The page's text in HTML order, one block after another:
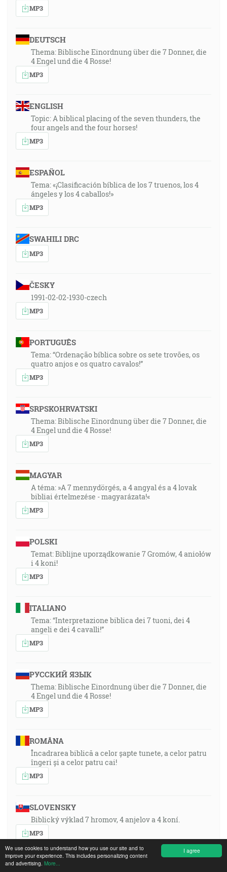
I agree
We use cookies to understand how you use our site and to
improve your experience. This includes personalizing content
and advertising. More...
MP3
DEUTSCH
Thema: Biblische Einordnung über die 7 Donner, die
4 Engel und die 4 Rosse!
MP3
ENGLISH
Topic: A biblical placing of the seven thunders, the
four angels and the four horses!
MP3
ESPAÑOL
Tema: «¡Clasificación bíblica de los 7 truenos, los 4
ángeles y los 4 caballos!»
MP3
SWAHILI DRC
MP3
ČESKY
1991-02-02-1930-czech
MP3
PORTUGUÊS
Tema: “Ordenação bíblica sobre os sete trovões, os
quatro anjos e os quatro cavalos!”
MP3
SRPSKOHRVATSKI
Thema: Biblische Einordnung über die 7 Donner, die
4 Engel und die 4 Rosse!
MP3
MAGYAR
A téma: »A 7 mennydörgés, a 4 angyal és a 4 lovak
bibliai értelmezése - magyarázata!«
MP3
POLSKI
Temat: Biblijne uporządkowanie 7 Gromów, 4 aniołów
i 4 koni!
MP3
ITALIANO
Tema: “Interpretazione biblica dei 7 tuoni, dei 4
angeli e dei 4 cavalli!”
MP3
РУССКИЙ ЯЗЫК
Thema: Biblische Einordnung über die 7 Donner, die
4 Engel und die 4 Rosse!
MP3
ROMÂNA
Încadrarea biblică a celor șapte tunete, a celor patru
îngeri și a celor patru cai!
MP3
SLOVENSKY
Biblický výklad 7 hromov, 4 anjelov a 4 koní.
MP3